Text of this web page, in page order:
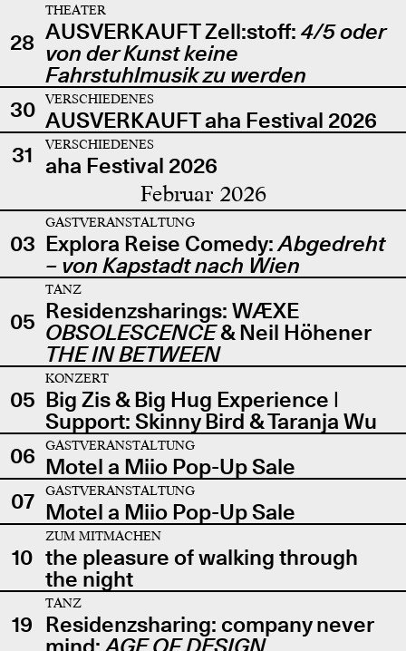
28
THEATER
AUSVERKAUFT Zell:stoff: 4/5 oder
von der Kunst keine
Fahrstuhlmusik zu werden
30
VERSCHIEDENES
AUSVERKAUFT aha Festival 2026
31
VERSCHIEDENES
aha Festival 2026
Februar 2026
03
GASTVERANSTALTUNG
Explora Reise Comedy:Abgedreht
– von Kapstadt nach Wien
05
TANZ
Residenzsharings: WÆXE
OBSOLESCENCE& Neil Höhener
THE IN BETWEEN
05
KONZERT
Big Zis & Big Hug Experience |
Support: Skinny Bird & Taranja Wu
06
GASTVERANSTALTUNG
Motel a Miio Pop-Up Sale
07
GASTVERANSTALTUNG
Motel a Miio Pop-Up Sale
10
ZUM MITMACHEN
the pleasure of walking through
the night
19
TANZ
Residenzsharing: company never